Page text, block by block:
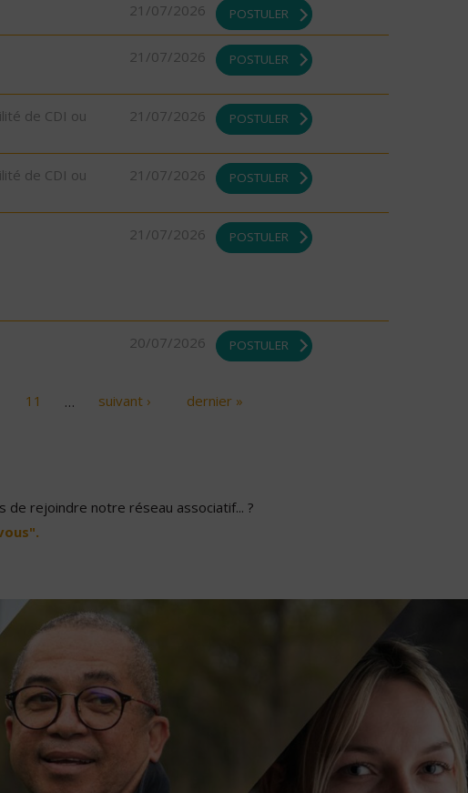
21/07/2026 POSTULER
21/07/2026 POSTULER
de CDI ou
21/07/2026 POSTULER
de CDI ou
21/07/2026 POSTULER
21/07/2026 POSTULER
20/07/2026 POSTULER
11 … suivant › dernier »
rejoindre notre réseau associatif... ?